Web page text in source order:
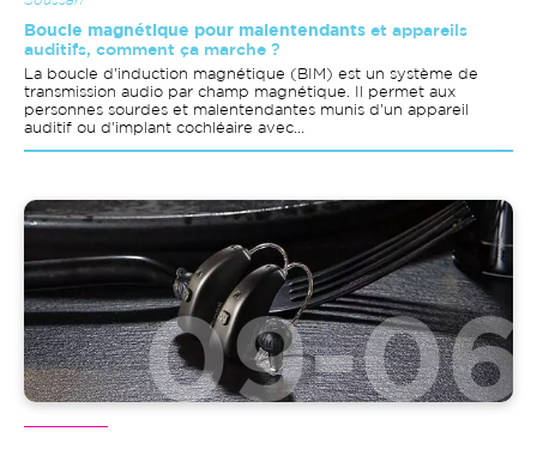
Boucle magnétique pour malentendants et appareils
auditifs, comment ça marche ?
La boucle d'induction magnétique (BIM) est un système de
transmission audio par champ magnétique. Il permet aux
personnes sourdes et malentendantes munis d'un appareil
auditif ou d'implant cochléaire avec...
Image